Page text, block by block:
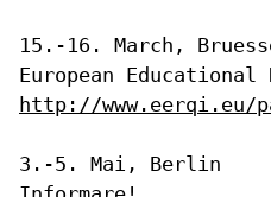
15.-16. March,
http://www.eerqi.eu/
3.-5. Mai, Berlin